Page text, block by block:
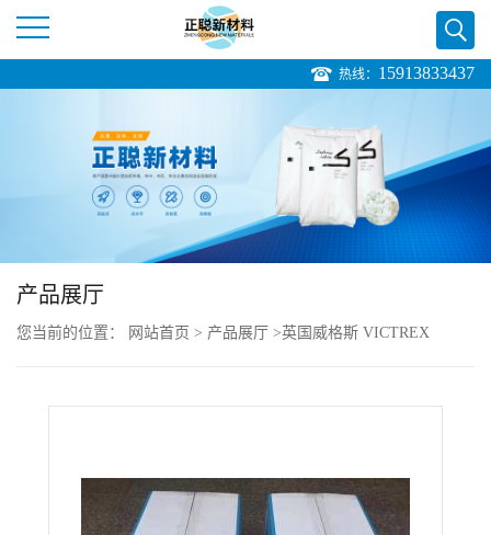
公
热线： 15913833437
产品展厅
您当前的位置： 网站首页 > 产品展厅 >英国威格斯 VICTREX